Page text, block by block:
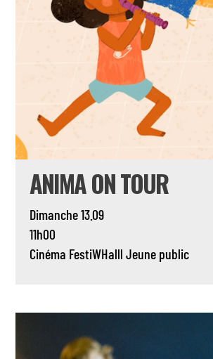
ANIMA ON TOUR
Dimanche 13.09
11h00
Cinéma FestiWHalll Jeune public